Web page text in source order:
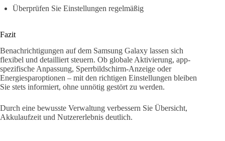
Überprüfen Sie Einstellungen regelmäßig
Fazit
Benachrichtigungen auf dem Samsung Galaxy lassen sich
flexibel und detailliert steuern. Ob globale Aktivierung, app-
spezifische Anpassung, Sperrbildschirm-Anzeige oder
Energiesparoptionen – mit den richtigen Einstellungen bleiben
Sie stets informiert, ohne unnötig gestört zu werden.
Durch eine bewusste Verwaltung verbessern Sie Übersicht,
Akkulaufzeit und Nutzererlebnis deutlich.